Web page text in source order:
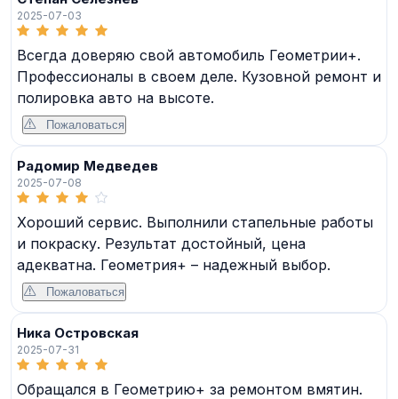
2025-07-03
Всегда доверяю свой автомобиль Геометрии+.
Профессионалы в своем деле. Кузовной ремонт и
полировка авто на высоте.
Пожаловаться
Радомир Медведев
2025-07-08
Хороший сервис. Выполнили стапельные работы
и покраску. Результат достойный, цена
адекватна. Геометрия+ – надежный выбор.
Пожаловаться
Ника Островская
2025-07-31
Обращался в Геометрию+ за ремонтом вмятин.